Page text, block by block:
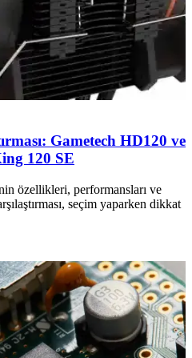
Gametech HD120 ve
120 SE
özellikleri, performansları ve
seçim yaparken dikkat